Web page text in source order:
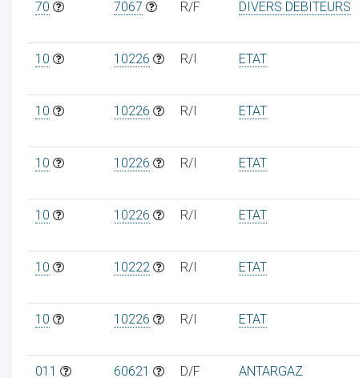
70 7067 R/F DIVERS DEBITEURS
10 10226 R/I ETAT
10 10226 R/I ETAT
10 10226 R/I ETAT
10 10226 R/I ETAT
10 10222 R/I ETAT
10 10226 R/I ETAT
011 60621 D/F ANTARGAZ